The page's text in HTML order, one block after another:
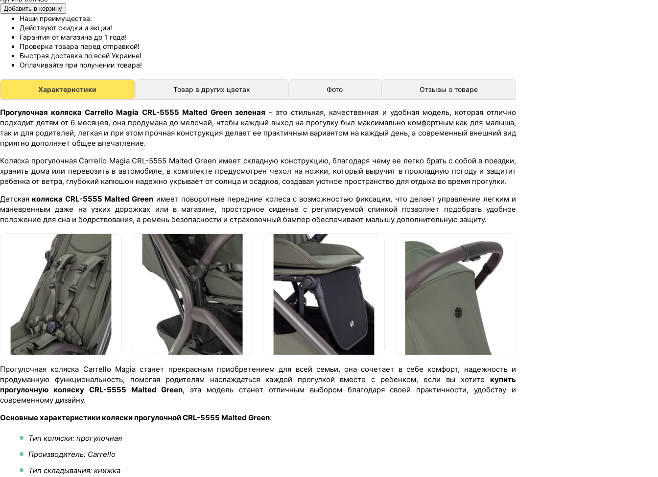
Добавить в корзину
Наши преимущества:
Действуют скидки и акции!
Гарантия от магазина до 1 года!
Проверка товара перед отправкой!
Быстрая доставка по всей Украине!
Оплачивайте при получении товара!
Характеристики Товар в других цветах Фото Отзывы о товаре
Прогулочная коляска Carrello Magia CRL-5555 Malted Green зеленая - это стильная, качественная и удобная модель, которая отлично
подходит детям от 6 месяцев, она продумана до мелочей, чтобы каждый выход на прогулку был максимально комфортным как для малыша,
так и для родителей, легкая и при этом прочная конструкция делает ее практичным вариантом на каждый день, а современный внешний вид
приятно дополняет общее впечатление.
Коляска прогулочная Carrello Magia CRL-5555 Malted Green имеет складную конструкцию, благодаря чему ее легко брать с собой в поездки,
хранить дома или перевозить в автомобиле, в комплекте предусмотрен чехол на ножки, который выручит в прохладную погоду и защитит
ребенка от ветра, глубокий капюшон надежно укрывает от солнца и осадков, создавая уютное пространство для отдыха во время прогулки.
Детскаяколяска CRL-5555 Malted Green имеет поворотные передние колеса с возможностью фиксации, что делает управление легким и
маневренным даже на узких дорожках или в магазине, просторное сиденье с регулируемой спинкой позволяет подобрать удобное
положение для сна и бодрствования, а ремень безопасности и страховочный бампер обеспечивают малышу дополнительную защиту.
Прогулочная коляска Carrello Magia станет прекрасным приобретением для всей семьи, она сочетает в себе комфорт, надежность и
продуманную функциональность, помогая родителям наслаждаться каждой прогулкой вместе с ребенком, если вы хотите купить
прогулочную коляску CRL-5555 Malted Green, эта модель станет отличным выбором благодаря своей практичности, удобству и
современному дизайну.
Основные характеристики коляски прогулочной CRL-5555 Malted Green:
Тип коляски: прогулочная
Производитель: Carrello
Тип складывания: книжка